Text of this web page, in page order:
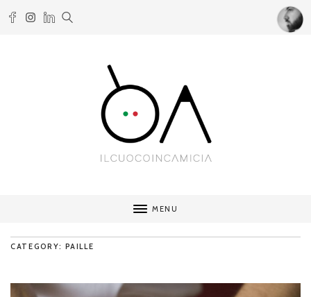
MENU
CATEGORY: PAILLE